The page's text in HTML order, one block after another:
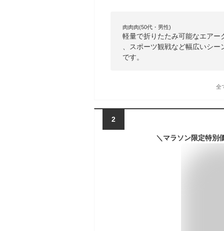
肉肉肉(50代・男性)
軽量で折りたたみ可能なエア
、スポーツ観戦など幅広いシ
です。
全
2